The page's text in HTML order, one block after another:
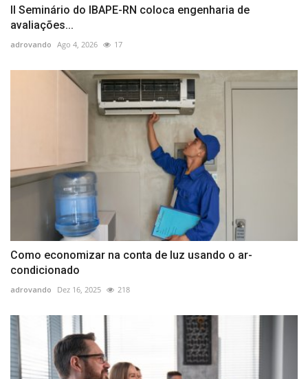
II Seminário do IBAPE-RN coloca engenharia de
avaliações...
adrovando Ago 4, 2026 17
Como economizar na conta de luz usando o ar-
condicionado
adrovando Dez 16, 2025 218